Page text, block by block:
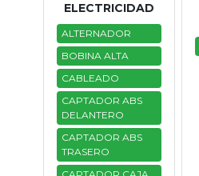
ELECTRICIDAD
ALTERNADOR
BOBINA ALTA
CABLEADO
CAPTADOR ABS
DELANTERO
CAPTADOR ABS
TRASERO